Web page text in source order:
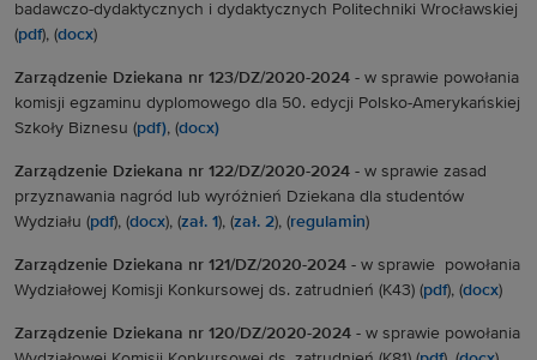
badawczo-dydaktycznych i dydaktycznych Politechniki Wrocławskiej
(pdf), (docx)
Zarządzenie Dziekana nr 123/DZ/2020-2024 - w sprawie powołania
komisji egzaminu dyplomowego dla 50. edycji Polsko-Amerykańskiej
Szkoły Biznesu (pdf), (docx)
Zarządzenie Dziekana nr 122/DZ/2020-2024 - w sprawie zasad
przyznawania nagród lub wyróżnień Dziekana dla studentów
Wydziału (pdf), (docx), (zał. 1), (zał. 2), (regulamin)
Zarządzenie Dziekana nr 121/DZ/2020-2024 - w sprawie
powołania
Wydziałowej Komisji Konkursowej ds. zatrudnień (K43) (pdf), (docx)
Zarządzenie Dziekana nr 120/DZ/2020-2024 - w sprawie powołania